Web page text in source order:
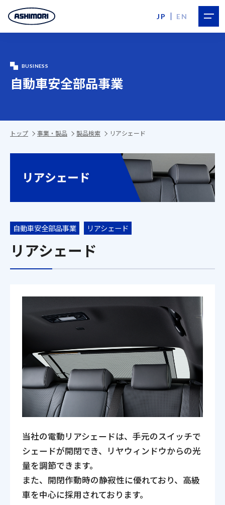
JP EN
BUSINESS
自動車安全部品事業
トップ 事業・製品 製品検索 リアシェード
自動車安全部品事業 リアシェード
リアシェード
当社の電動リアシェードは、手元のスイッチで
シェードが開閉でき、リヤウィンドウからの光
量を調節できます。
また、開閉作動時の静寂性に優れており、高級
車を中心に採用されております。